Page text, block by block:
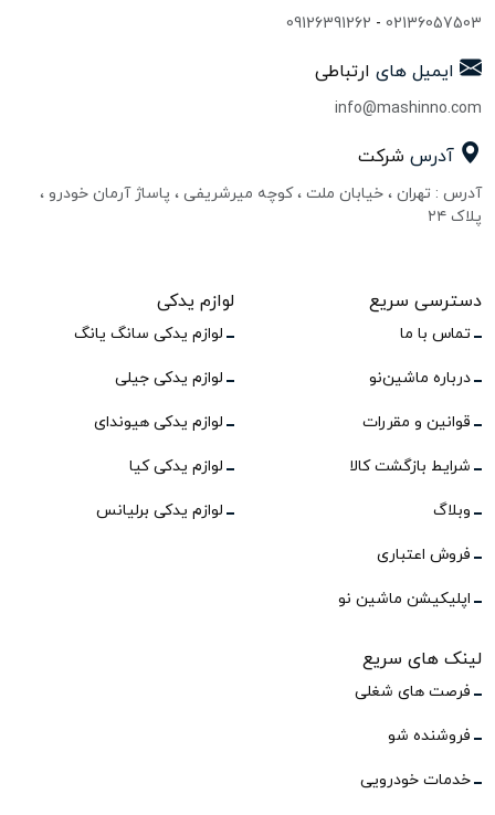
02136057503
-
09126391262
ایمیل های ارتباطی
info@mashinno.com
آدرس شرکت
آدرس : تهران ، خیابان ملت ، کوچه میرشریفی ، پاساژ آرمان خودرو ،
پلاک ۲۴
دسترسی سریع
تماس با ما
درباره ماشین‌نو
قوانین و مقررات
شرایط بازگشت کالا
وبلاگ
فروش اعتباری
اپلیکیشن ماشین نو
لوازم یدکی
لوازم یدکی سانگ یانگ
لوازم یدکی جیلی
لوازم یدکی هیوندای
لوازم یدکی کیا
لوازم یدکی برلیانس
لینک های سریع
فرصت های شغلی
فروشنده شو
خدمات خودرویی